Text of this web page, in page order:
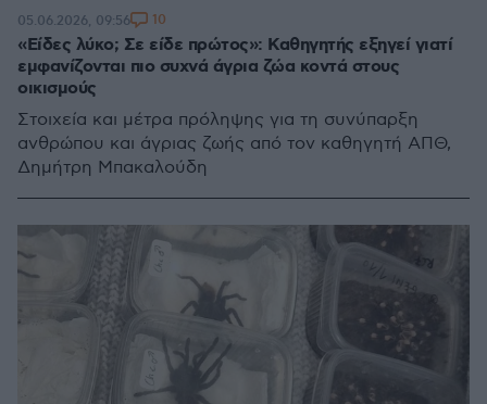
«Είδες λύκο; Σε είδε πρώτος»: Καθηγητής εξηγεί γιατί
εμφανίζονται πιο συχνά άγρια ζώα κοντά στους
οικισμούς
Στοιχεία και μέτρα πρόληψης για τη συνύπαρξη
ανθρώπου και άγριας ζωής από τον καθηγητή ΑΠΘ,
Δημήτρη Μπακαλούδη
05.06.2026, 09:56 10